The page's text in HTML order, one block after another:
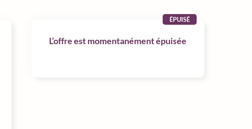
ÉPUISÉ
L’offre est momentanément épuisée